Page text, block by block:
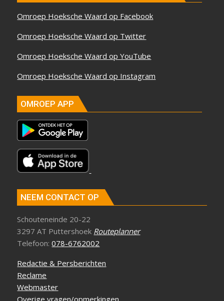
Omroep Hoeksche Waard op Facebook
Omroep Hoeksche Waard op Twitter
Omroep Hoeksche Waard op YouTube
Omroep Hoeksche Waard op Instagram
OMROEP APP
NEEM CONTACT OP
Schouteneinde 20-22
3297 AT Puttershoek Routeplanner
Telefoon:078-6762002
Redactie & Persberichten
Reclame
Webmaster